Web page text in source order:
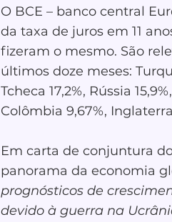
O BCE – banco central
da taxa de juros em 11
fizeram o mesmo. São
últimos doze meses:
Tcheca 17,2%, Rússia
Colômbia 9,67%,
Em carta de conjuntura
panorama da economia
prognósticos de
devido à guerra na